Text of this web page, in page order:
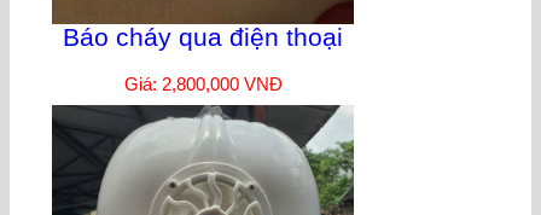
Báo cháy qua điện thoại
Giá: 2,800,000 VNĐ